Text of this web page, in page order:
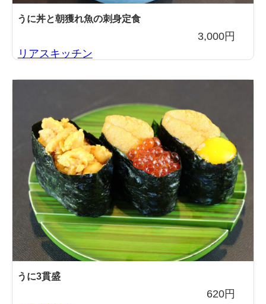
うに丼と朝獲れ魚の刺身定食
3,000円
リアスキッチン
うに3貫盛
620円